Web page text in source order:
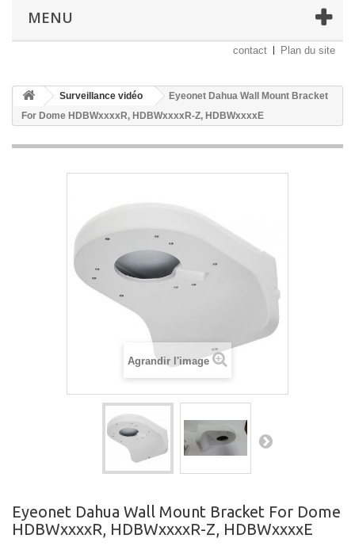
MENU
contact Plan du site
Surveillance vidéo
Eyeonet Dahua Wall Mount Bracket
For Dome HDBWxxxxR, HDBWxxxxR-Z, HDBWxxxxE
Agrandir l'image
Eyeonet Dahua Wall Mount Bracket For Dome
HDBWxxxxR, HDBWxxxxR-Z, HDBWxxxxE